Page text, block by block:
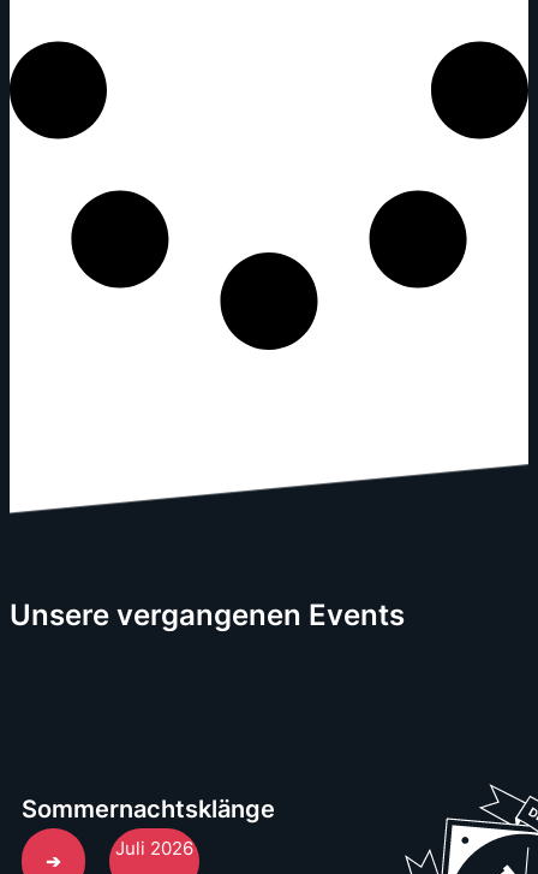
Unsere vergangenen Events
Sommernachtsklänge
➔
Juli 2026